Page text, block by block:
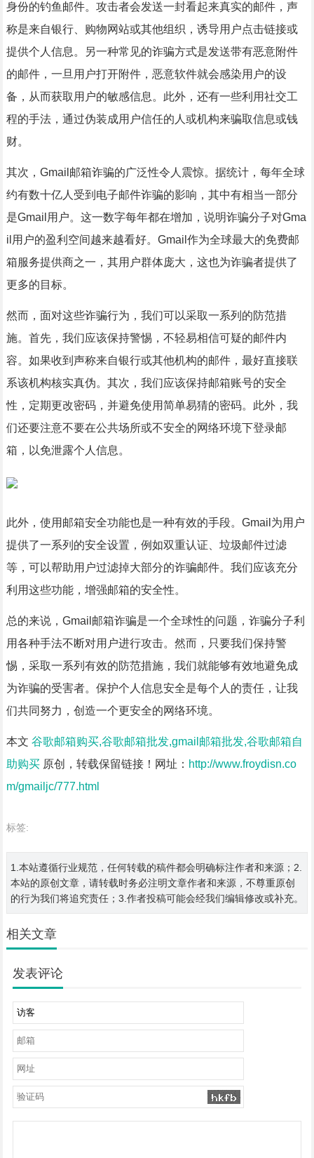
身份的钓鱼邮件。攻击者会发送一封看起来真实的邮件，声
称是来自银行、购物网站或其他组织，诱导用户点击链接或
提供个人信息。另一种常见的诈骗方式是发送带有恶意附件
的邮件，一旦用户打开附件，恶意软件就会感染用户的设
备，从而获取用户的敏感信息。此外，还有一些利用社交工
程的手法，通过伪装成用户信任的人或机构来骗取信息或钱
财。
其次，Gmail邮箱诈骗的广泛性令人震惊。据统计，每年全球
约有数十亿人受到电子邮件诈骗的影响，其中有相当一部分
是Gmail用户。这一数字每年都在增加，说明诈骗分子对Gma
il用户的盈利空间越来越看好。Gmail作为全球最大的免费邮
箱服务提供商之一，其用户群体庞大，这也为诈骗者提供了
更多的目标。
然而，面对这些诈骗行为，我们可以采取一系列的防范措
施。首先，我们应该保持警惕，不轻易相信可疑的邮件内
容。如果收到声称来自银行或其他机构的邮件，最好直接联
系该机构核实真伪。其次，我们应该保持邮箱账号的安全
性，定期更改密码，并避免使用简单易猜的密码。此外，我
们还要注意不要在公共场所或不安全的网络环境下登录邮
箱，以免泄露个人信息。
此外，使用邮箱安全功能也是一种有效的手段。Gmail为用户
提供了一系列的安全设置，例如双重认证、垃圾邮件过滤
等，可以帮助用户过滤掉大部分的诈骗邮件。我们应该充分
利用这些功能，增强邮箱的安全性。
总的来说，Gmail邮箱诈骗是一个全球性的问题，诈骗分子利
用各种手法不断对用户进行攻击。然而，只要我们保持警
惕，采取一系列有效的防范措施，我们就能够有效地避免成
为诈骗的受害者。保护个人信息安全是每个人的责任，让我
们共同努力，创造一个更安全的网络环境。
本文 谷歌邮箱购买,谷歌邮箱批发,gmail邮箱批发,谷歌邮箱自
助购买原创，转载保留链接！网址： http://www.froydisn.co
m/gmailjc/777.html
标签:
1.本站遵循行业规范，任何转载的稿件都会明确标注作者和来源；2.
本站的原创文章，请转载时务必注明文章作者和来源，不尊重原创
的行为我们将追究责任；3.作者投稿可能会经我们编辑修改或补充。
相关文章
发表评论